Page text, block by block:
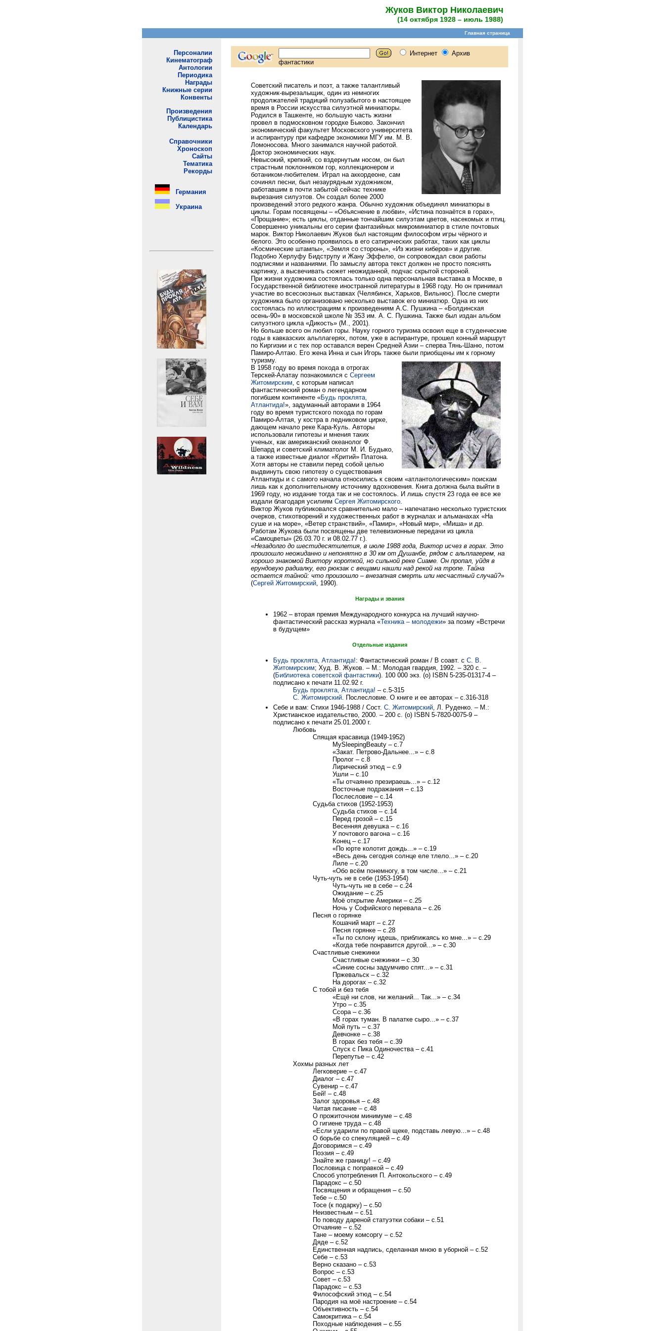
Жуков Виктор Николаевич
(14 октября 1928 – июль 1988)
Советский писатель и поэт, а также талантливый
художник-вырезалыщик, один из немногих
продолжателей традиций полузабытого в настоящее
время в России искусства силуэтной миниатюры.
Родился в Ташкенте, но большую часть жизни
провел в подмосковном городке Быково. Закончил
экономический факультет Московского университета
и аспирантуру при кафедре экономики МГУ им. М. В.
Ломоносова. Много занимался научной работой.
Доктор экономических наук.
Невысокий, крепкий, со вздернутым носом, он был
страстным поклонником гор, коллекционером и
ботаником-любителем. Играл на аккордеоне, сам
сочинял песни, был незаурядным художником,
работавшим в почти забытой сейчас технике
вырезания силуэтов. Он создал более 2000
произведений этого редкого жанра. Обычно художник объединял миниатюры в
циклы. Горам посвящены – «Объяснение в любви», «Истина познаётся в горах»,
«Прощание»; есть циклы, отданные тончайшим силуэтам цветов, насекомых и птиц.
Совершенно уникальны его серии фантазийных микроминиатюр в стиле почтовых
марок. Виктор Николаевич Жуков был настоящим философом игры чёрного и
белого. Это особенно проявилось в его сатирических работах, таких как циклы
«Космические штампы», «Земля со стороны», «Из жизни киберов» и другие.
Подобно Херлуфу Бидструпу и Жану Эффелю, он сопровождал свои работы
подписями и названиями. По замыслу автора текст должен не просто пояснять
картинку, а высвечивать сюжет неожиданной, подчас скрытой стороной.
При жизни художника состоялась только одна персональная выставка в Москве, в
Государственной библиотеке иностранной литературы в 1968 году. Но он принимал
участие во всесоюзных выставках (Челябинск, Харьков, Вильнюс). После смерти
художника было организовано несколько выставок его миниатюр. Одна из них
состоялась по иллюстрациям к произведениям А.С. Пушкина – «Болдинская
осень-90» в московской школе № 353 им. А. С. Пушкина. Также был издан альбом
силуэтного цикла «Дикость» (М., 2001).
Но больше всего он любил горы. Науку горного туризма освоил еще в студенческие
годы в кавказских альплагерях, потом, уже в аспирантуре, прошел конный маршрут
по Киргизии и с тех пор оставался верен Средней Азии – сперва Тянь-Шаню, потом
Памиро-Алтаю. Его жена Инна и сын Игорь также были приобщены им к горному
туризму.
В 1958 году во время похода в отрогах
Терскей-Алатау познакомился с Сергеем
Житомирским, с которым написал
фантастический роман о легендарном
погибшем континенте «Будь проклята,
Атлантида!», задуманный авторами в 1964
году во время туристского похода по горам
Памиро-Алтая, у костра в ледниковом цирке,
дающем начало реке Кара-Куль. Авторы
использовали гипотезы и мнения таких
ученых, как американский океанолог Ф.
Шепард и советский климатолог М. И. Будыко,
а также известные диалог «Критий» Платона.
Хотя авторы не ставили перед собой целью
выдвинуть свою гипотезу о существования
Атлантиды и с самого начала относились к своим «атлантологическим» поискам
лишь как к дополнительному источнику вдохновения. Книга должна была выйти в
1969 году, но издание тогда так и не состоялось. И лишь спустя 23 года ее все же
издали благодаря усилиям Сергея Житомирского.
Виктор Жуков публиковался сравнительно мало – напечатано несколько туристских
очерков, стихотворений и художественных работ в журналах и альманахах «На
суше и на море», «Ветер странствий», «Памир», «Новый мир», «Миша» и др.
Работам Жукова были посвящены две телевизионные передачи из цикла
«Самоцветы» (26.03.70 г. и 08.02.77 г.).
«Незадолго до шестидесятилетия, в июле 1988 года, Виктор исчез в горах. Это
произошло неожиданно и непонятно в 30 км от Душанбе, рядом с альплагерем, на
хорошо знакомой Виктору короткой, но сильной реке Сиаме. Он пропал, уйдя в
ерундовую радиалку, его рюкзак с вещами нашли над рекой на тропе. Тайна
остается тайной: что произошло – внезапная смерть или несчастный случай?»
(Сергей Житомирский, 1990).
Награды и звания
1962 – вторая премия Международного конкурса на лучший научно-
фантастический рассказ журнала «Техника – молодежи» за поэму «Встречи
в будущем»
Отдельные издания
Будь проклята, Атлантида!: Фантастический роман / В соавт. с С. В.
Житомирским; Худ. В. Жуков. – М.: Молодая гвардия, 1992. – 320 с. –
(Библиотека советской фантастики). 100 000 экз. (о) ISBN 5-235-01317-4 –
подписано к печати 11.02.92 г.
Будь проклята, Атлантида! – с.5-315
С. Житомирский. Послесловие. О книге и ее авторах – с.316-318
Себе и вам: Стихи 1946-1988 / Сост. С. Житомирский, Л. Руденко. – М.:
Христианское издательство, 2000. – 200 с. (о) ISBN 5-7820-0075-9 –
подписано к печати 25.01.2000 г.
Любовь
Спящая красавица (1949-1952)
MySleepingBeauty – с.7
«Закат. Петрово-Дальнее...» – с.8
Пролог – с.8
Лирический этюд – с.9
Ушли – с.10
«Ты отчаянно презираешь...» – с.12
Восточные подражания – с.13
Послесловие – с.14
Судьба стихов (1952-1953)
Судьба стихов – с.14
Перед грозой – с.15
Весенняя девушка – с.16
У почтового вагона – с.16
Конец – с.17
«По юрте колотит дождь...» – с.19
«Весь день сегодня солнце еле тлело...» – с.20
Лиле – с.20
«Обо всём понемногу, в том числе...» – с.21
Чуть-чуть не в себе (1953-1954)
Чуть-чуть не в себе – с.24
Ожидание – с.25
Моё открытие Америки – с.25
Ночь у Софийского перевала – с.26
Песня о горянке
Кошачий март – с.27
Песня горянке – с.28
«Ты по склону идешь, приближаясь ко мне...» – с.29
«Когда тебе понравится другой...» – с.30
Счастливые снежинки
Счастливые снежинки – с.30
«Синие сосны задумчиво спят...» – с.31
Пржевальск – с.32
На дорогах – с.32
С тобой и без тебя
«Ещё ни слов, ни желаний... Так...» – с.34
Утро – с.35
Ссора – с.36
«В горах туман. В палатке сыро...» – с.37
Мой путь – с.37
Девчонке – с.38
В горах без тебя – с.39
Спуск с Пика Одиночества – с.41
Перепутье – с.42
Хохмы разных лет
Легковерие – с.47
Диалог – с.47
Сувенир – с.47
Бей! – с.48
Залог здоровья – с.48
Читая писание – с.48
О прожиточном минимуме – с.48
О гигиене труда – с.48
«Если ударили по правой щеке, подставь левую...» – с.48
О борьбе со спекуляцией – с.49
Договоримся – с.49
Поэзия – с.49
Знайте же границу! – с.49
Пословица с поправкой – с.49
Способ употребления П. Антокольского – с.49
Парадокс – с.50
Посвящения и обращения – с.50
Тебе – с.50
Тосе (к подарку) – с.50
Неизвестным – с.51
По поводу дареной статуэтки собаки – с.51
Отчаяние – с.52
Тане – моему комсоргу – с.52
Дяде – с.52
Единственная надпись, сделанная мною в уборной – с.52
Себе – с.53
Верно сказано – с.53
Вопрос – с.53
Совет – с.53
Парадокс – с.53
Философский этюд – с.54
Пародия на моё настроение – с.54
Объективность – с.54
Самокритика – с.54
Походные наблюдения – с.55